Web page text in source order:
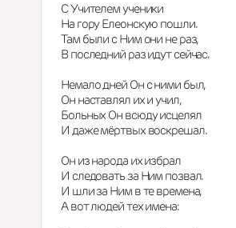
С Учителем ученики
На гору Елеонскую пошли.
Там были с Ним они не раз,
В последний раз идут сейчас.
Немало дней Он с ними был,
Он наставлял их и учил,
Больных Он всюду исцелял
И даже мёртвых воскрешал.
Он из народа их избрал
И следовать за Ним позвал.
И шли за Ним в те времена,
А вот людей тех имена: